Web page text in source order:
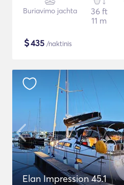
Buriavimo jachta
36 ft
11 m
$435 /naktinis
Elan Impression 45.1